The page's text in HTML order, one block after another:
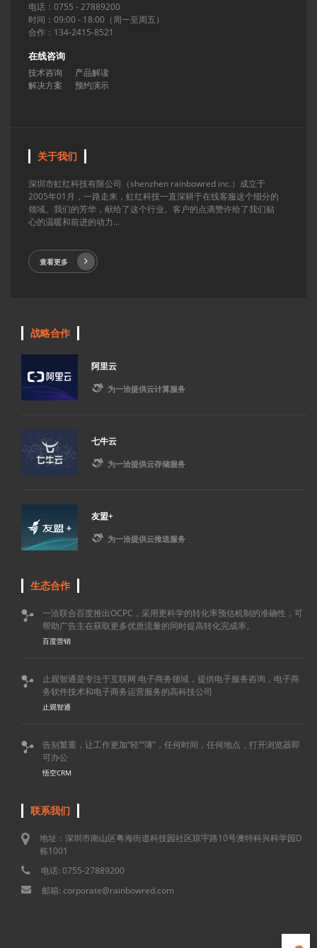
电话：0755 - 27889200
时间：09:00 - 18:00（周一至周五）
合作：134-2415-8521
在线咨询
技术咨询
产品解读
解决方案
预约演示
关于我们
深圳市虹红科技有限公司（shenzhen rainbowred inc.）成立于
2005年01月，一路走来，虹红科技一直深耕于在线客服这个细分的
领域。我们的芳华，献给了这个行业。客户的点滴赞许给了我们贴
心的温暖和前进的动力...
查看更多
战略合作
阿里云
 为一洽提供云计算服务
七牛云
 为一洽提供云存储服务
友盟+
 为一洽提供云推送服务
生态合作

一洽联合百度推出OCPC，采用更科学的转化率预估机制的准确性，可
帮助广告主在获取更多优质流量的同时提高转化完成率。
百度营销

止观智通是专注于互联网 电子商务领域，提供电子服务咨询，电子商
务软件技术和电子商务运营服务的高科技公司
止观智通

告别繁重，让工作更加“轻”“薄”，任何时间，任何地点，打开浏览器即
可办公
悟空CRM
联系我们
地址：深圳市南山区粤海街道科技园社区琼宇路10号澳特科兴科学园D
栋1001
电话: 0755-27889200
邮箱: corporate@rainbowred.com